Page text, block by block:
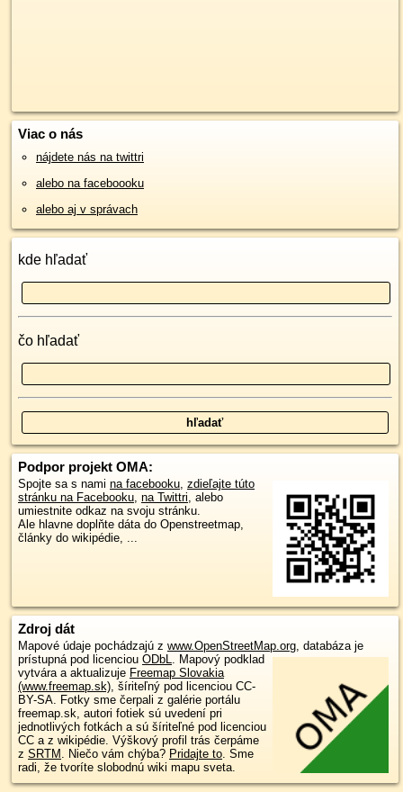
Viac o nás
nájdete nás na twittri
alebo na faceboooku
alebo aj v správach
kde hľadať
čo hľadať
Podpor projekt OMA:
Spojte sa s nami na facebooku, zdieľajte túto
stránku na Facebooku, na Twittri, alebo
umiestnite odkaz na svoju stránku.
Ale hlavne doplňte dáta do Openstreetmap,
články do wikipédie, ...
Zdroj dát
Mapové údaje pochádzajú z www.OpenStreetMap.org, databáza je
prístupná pod licenciou ODbL. Mapový podklad
vytvára a aktualizuje Freemap Slovakia
(www.freemap.sk), šíriteľný pod licenciou CC-
BY-SA. Fotky sme čerpali z galérie portálu
freemap.sk, autori fotiek sú uvedení pri
jednotlivých fotkách a sú šíriteľné pod licenciou
CC a z wikipédie. Výškový profil trás čerpáme
z SRTM . Niečo vám chýba? Pridajte to. Sme
radi, že tvoríte slobodnú wiki mapu sveta.